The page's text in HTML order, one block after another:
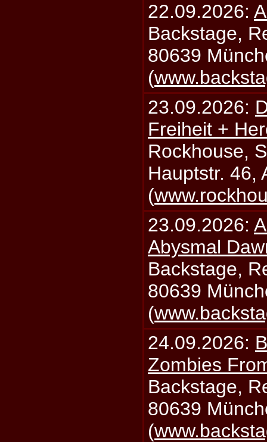
22.09.2026:
Backstage,
80639
(
23.09.2026:
Freiheit +
Rockhouse,
Hauptstr. 46,
(
23.09.2026:
Abysmal
Backstage,
80639
(
24.09.2026:
Zombies
Backstage,
80639
(